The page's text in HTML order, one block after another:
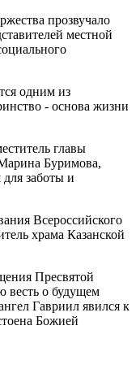
прозвучало
местной
одним из
- основа жизни
главы
Буримова,
для заботы и
Всероссийского
храма Казанской
Пресвятой
о будущем
Гавриил явился к
Божией